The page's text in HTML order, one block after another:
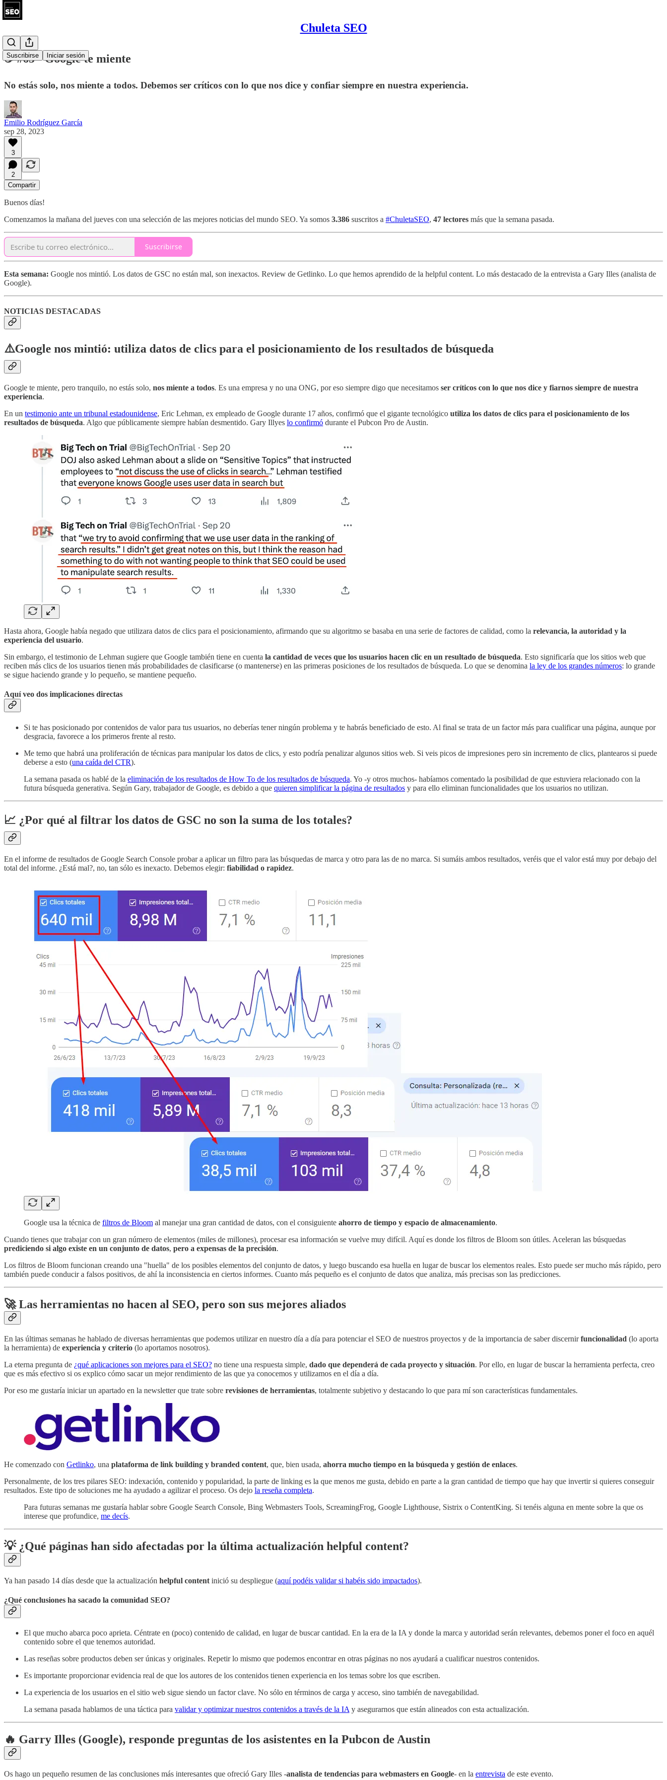
Chuleta SEO
Suscribirse Iniciar sesión
☕ #65 - Google te miente
No estás solo, nos miente a todos. Debemos ser críticos con lo que nos dice y confiar siempre en nuestra experiencia.
Emilio Rodríguez García
sep 28, 2023
3
2
Compartir
Buenos días!
Comenzamos la mañana del jueves con una selección de las mejores noticias del mundo SEO. Ya somos 3.386 suscritos a #ChuletaSEO, 47 lectores más que la semana pasada.
Suscribirse
Esta semana: Google nos mintió. Los datos de GSC no están mal, son inexactos. Review de Getlinko. Lo que hemos aprendido de la helpful content. Lo más destacado de la entrevista a Gary Illes (analista de
Google).
NOTICIAS DESTACADAS
⚠️Google nos mintió: utiliza datos de clics para el posicionamiento de los resultados de búsqueda
Google te miente, pero tranquilo, no estás solo, nos miente a todos. Es una empresa y no una ONG, por eso siempre digo que necesitamos ser críticos con lo que nos dice y fiarnos siempre de nuestra
experiencia.
En un testimonio ante un tribunal estadounidense, Eric Lehman, ex empleado de Google durante 17 años, confirmó que el gigante tecnológico utiliza los datos de clics para el posicionamiento de los
resultados de búsqueda. Algo que públicamente siempre habían desmentido. Gary Illyes lo confirmó durante el Pubcon Pro de Austin.
Hasta ahora, Google había negado que utilizara datos de clics para el posicionamiento, afirmando que su algoritmo se basaba en una serie de factores de calidad, como la relevancia, la autoridad y la
experiencia del usuario.
Sin embargo, el testimonio de Lehman sugiere que Google también tiene en cuenta la cantidad de veces que los usuarios hacen clic en un resultado de búsqueda. Esto significaría que los sitios web que
reciben más clics de los usuarios tienen más probabilidades de clasificarse (o mantenerse) en las primeras posiciones de los resultados de búsqueda. Lo que se denomina la ley de los grandes números: lo grande
se sigue haciendo grande y lo pequeño, se mantiene pequeño.
Aquí veo dos implicaciones directas
Si te has posicionado por contenidos de valor para tus usuarios, no deberías tener ningún problema y te habrás beneficiado de esto. Al final se trata de un factor más para cualificar una página, aunque por
desgracia, favorece a los primeros frente al resto.
Me temo que habrá una proliferación de técnicas para manipular los datos de clics, y esto podría penalizar algunos sitios web. Si veis picos de impresiones pero sin incremento de clics, plantearos si puede
deberse a esto (una caída del CTR).
La semana pasada os hablé de la eliminación de los resultados de How To de los resultados de búsqueda. Yo -y otros muchos- habíamos comentado la posibilidad de que estuviera relacionado con la
futura búsqueda generativa. Según Gary, trabajador de Google, es debido a que quieren simplificar la página de resultados y para ello eliminan funcionalidades que los usuarios no utilizan.
📈 ¿Por qué al filtrar los datos de GSC no son la suma de los totales?
En el informe de resultados de Google Search Console probar a aplicar un filtro para las búsquedas de marca y otro para las de no marca. Si sumáis ambos resultados, veréis que el valor está muy por debajo del
total del informe. ¿Está mal?, no, tan sólo es inexacto. Debemos elegir: fiabilidad o rapidez.
Google usa la técnica de filtros de Bloom al manejar una gran cantidad de datos, con el consiguiente ahorro de tiempo y espacio de almacenamiento.
Cuando tienes que trabajar con un gran número de elementos (miles de millones), procesar esa información se vuelve muy difícil. Aquí es donde los filtros de Bloom son útiles. Aceleran las búsquedas
prediciendo si algo existe en un conjunto de datos, pero a expensas de la precisión.
Los filtros de Bloom funcionan creando una "huella" de los posibles elementos del conjunto de datos, y luego buscando esa huella en lugar de buscar los elementos reales. Esto puede ser mucho más rápido, pero
también puede conducir a falsos positivos, de ahí la inconsistencia en ciertos informes. Cuanto más pequeño es el conjunto de datos que analiza, más precisas son las predicciones.
🚀 Las herramientas no hacen al SEO, pero son sus mejores aliados
En las últimas semanas he hablado de diversas herramientas que podemos utilizar en nuestro día a día para potenciar el SEO de nuestros proyectos y de la importancia de saber discernirfuncionalidad (lo aporta
la herramienta) de experiencia y criterio (lo aportamos nosotros).
La eterna pregunta de ¿qué aplicaciones son mejores para el SEO? no tiene una respuesta simple, dado que dependerá de cada proyecto y situación. Por ello, en lugar de buscar la herramienta perfecta, creo
que es más efectivo si os explico cómo sacar un mejor rendimiento de las que ya conocemos y utilizamos en el día a día.
Por eso me gustaría iniciar un apartado en la newsletter que trate sobre revisiones de herramientas, totalmente subjetivo y destacando lo que para mí son características fundamentales.
He comenzado con Getlinko, una plataforma de link building y branded content, que, bien usada, ahorra mucho tiempo en la búsqueda y gestión de enlaces.
Personalmente, de los tres pilares SEO: indexación, contenido y popularidad, la parte de linking es la que menos me gusta, debido en parte a la gran cantidad de tiempo que hay que invertir si quieres conseguir
resultados. Este tipo de soluciones me ha ayudado a agilizar el proceso. Os dejo la reseña completa.
Para futuras semanas me gustaría hablar sobre Google Search Console, Bing Webmasters Tools, ScreamingFrog, Google Lighthouse, Sistrix o ContentKing. Si tenéis alguna en mente sobre la que os
interese que profundice, me decís.
💡 ¿Qué páginas han sido afectadas por la última actualización helpful content?
Ya han pasado 14 días desde que la actualización helpful content inició su despliegue (aquí podéis validar si habéis sido impactados).
¿Qué conclusiones ha sacado la comunidad SEO?
El que mucho abarca poco aprieta. Céntrate en (poco) contenido de calidad, en lugar de buscar cantidad. En la era de la IA y donde la marca y autoridad serán relevantes, debemos poner el foco en aquél
contenido sobre el que tenemos autoridad.
Las reseñas sobre productos deben ser únicas y originales. Repetir lo mismo que podemos encontrar en otras páginas no nos ayudará a cualificar nuestros contenidos.
Es importante proporcionar evidencia real de que los autores de los contenidos tienen experiencia en los temas sobre los que escriben.
La experiencia de los usuarios en el sitio web sigue siendo un factor clave. No sólo en términos de carga y acceso, sino también de navegabilidad.
La semana pasada hablamos de una táctica para validar y optimizar nuestros contenidos a través de la IA y asegurarnos que están alineados con esta actualización.
🔥 Garry Illes (Google), responde preguntas de los asistentes en la Pubcon de Austin
Os hago un pequeño resumen de las conclusiones más interesantes que ofreció Gary Illes -analista de tendencias para webmasters en Google- en la entrevista de este evento.